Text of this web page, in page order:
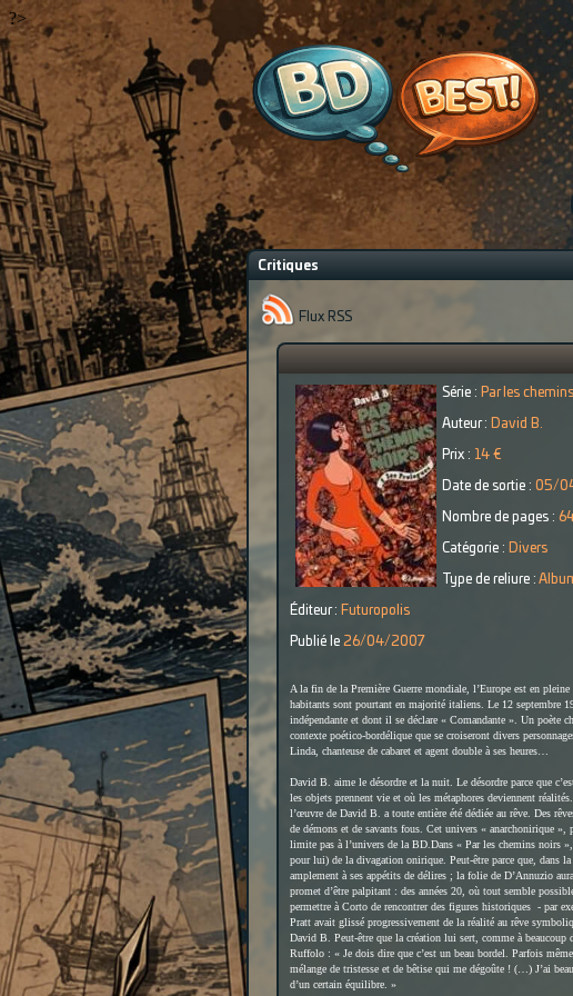
?>
Critiques
Flux RSS
Série : Par les
Auteur : David B.
Prix : 14 €
Date de sortie : 05/
Nombre de pages :
Catégorie : Divers
Type de reliure :
Éditeur : Futuropolis
Publié le 26/04/2007
A la fin de la Première Guerre mondiale, l’Europe est en
habitants sont pourtant en majorité italiens. Le 12 septembre
indépendante et dont il se déclare « Comandante ». Un poète
contexte poético-bordélique que se croiseront divers
Linda, chanteuse de cabaret et agent double à ses heures…
David B. aime le désordre et la nuit. Le désordre parce que
les objets prennent vie et où les métaphores deviennent
l’œuvre de David B. a toute entière été dédiée au rêve. Des
de démons et de savants fous. Cet univers « anarchonirique
limite pas à l’univers de la BD. Dans « Par les chemins noirs
pour lui) de la divagation onirique. Peut-être parce que, dans
amplement à ses appétits de délires ; la folie de D’Annuzio
promet d’être palpitant : des années 20, où tout semble
permettre à Corto de rencontrer des figures historiques - par
Pratt avait glissé progressivement de la réalité au rêve
David B. Peut-être que la création lui sert, comme à beaucoup
Ruffolo : « Je dois dire que c’est un beau bordel. Parfois
mélange de tristesse et de bêtise qui me dégoûte ! (…) J’ai
d’un certain équilibre. »